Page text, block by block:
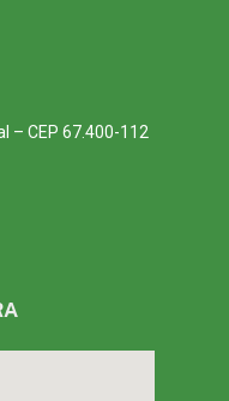
– CEP 67.400-112